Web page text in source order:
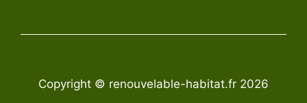
Copyright © renouvelable-habitat.fr 2026